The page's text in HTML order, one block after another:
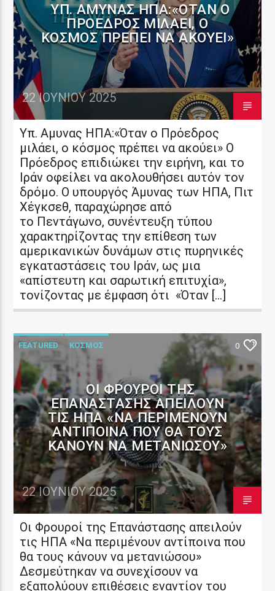
ΥΠ. ΑΜΥΝΑΣ ΗΠΑ:«ΌΤΑΝ Ο
ΠΡΌΕΔΡΟΣ ΜΙΛΆΕΙ, Ο
ΚΌΣΜΟΣ ΠΡΈΠΕΙ ΝΑ ΑΚΟΎΕΙ»
22 ΙΟΥΝΊΟΥ 2025
Υπ. Αμυνας ΗΠΑ:«Όταν ο Πρόεδρος
μιλάει, ο κόσμος πρέπει να ακούει» Ο
Πρόεδρος επιδιώκει την ειρήνη, και το
Ιράν οφείλει να ακολουθήσει αυτόν τον
δρόμο. Ο υπουργός Άμυνας των ΗΠΑ, Πιτ
Χέγκσεθ, παραχώρησε από
το Πεντάγωνο, συνέντευξη τύπου
χαρακτηρίζοντας την επίθεση των
αμερικανικών δυνάμων στις πυρηνικές
εγκαταστάσεις του Ιράν, ως μια
«απίστευτη και σαρωτική επιτυχία»,
τονίζοντας με έμφαση ότι «Όταν […]
FEATURED ΚΟΣΜΟΣ 0
ΟΙ ΦΡΟΥΡΟΊ ΤΗΣ
ΕΠΑΝΆΣΤΑΣΗΣ ΑΠΕΙΛΟΎΝ
ΤΙΣ ΗΠΑ «ΝΑ ΠΕΡΙΜΈΝΟΥΝ
ΑΝΤΊΠΟΙΝΑ ΠΟΥ ΘΑ ΤΟΥΣ
ΚΆΝΟΥΝ ΝΑ ΜΕΤΑΝΙΏΣΟΥ»
22 ΙΟΥΝΊΟΥ 2025
Οι Φρουροί της Επανάστασης απειλούν
τις ΗΠΑ «Να περιμένουν αντίποινα που
θα τους κάνουν να μετανιώσου»
Δεσμεύτηκαν να συνεχίσουν να
εξαπολύουν επιθέσεις εναντίον του